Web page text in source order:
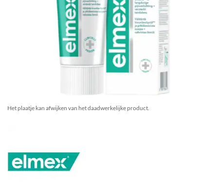
Het plaatje kan afwijken van het daadwerkelijke product.